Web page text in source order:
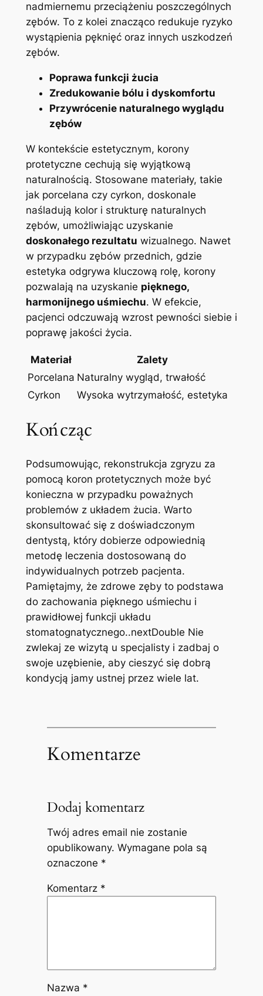
nadmiernemu przeciążeniu poszczególnych
zębów. ⁢To z kolei znacząco redukuje⁢ ryzyko
wystąpienia pęknięć oraz innych uszkodzeń
zębów.
Poprawa funkcji żucia
Zredukowanie bólu i dyskomfortu
Przywrócenie naturalnego wyglądu
zębów
W kontekście estetycznym, korony
protetyczne ⁣cechują się wyjątkową
naturalnością. ‍Stosowane materiały, takie
jak porcelana czy cyrkon,‌ doskonale
naśladują kolor i strukturę‌ naturalnych
zębów, umożliwiając uzyskanie
doskonałego rezultatu wizualnego. Nawet
w przypadku zębów przednich, gdzie​
estetyka odgrywa kluczową rolę, korony
pozwalają na uzyskanie pięknego,
harmonijnego uśmiechu.⁣ W⁢ efekcie,
pacjenci odczuwają wzrost pewności siebie i
poprawę⁢ jakości ⁢życia.
Materiał
Zalety
Porcelana Naturalny wygląd, trwałość
Cyrkon
Wysoka wytrzymałość, estetyka
Kończąc
Podsumowując, rekonstrukcja zgryzu ⁢za
pomocą koron protetycznych ‌może być​
konieczna w przypadku⁢ poważnych
problemów z układem żucia. ‍Warto
skonsultować się z doświadczonym
dentystą, który dobierze odpowiednią
metodę leczenia dostosowaną do
indywidualnych potrzeb pacjenta.
Pamiętajmy, że​ zdrowe zęby to ⁣podstawa
do zachowania pięknego uśmiechu​ i
prawidłowej⁣ funkcji układu
stomatognatycznego..nextDouble Nie
zwlekaj ze wizytą u specjalisty i zadbaj o
‌swoje uzębienie, aby cieszyć się dobrą
kondycją jamy ustnej przez wiele lat.
Komentarze
Dodaj komentarz
Twój adres email nie zostanie
opublikowany. Wymagane pola są
oznaczone *
Komentarz *
Nazwa *